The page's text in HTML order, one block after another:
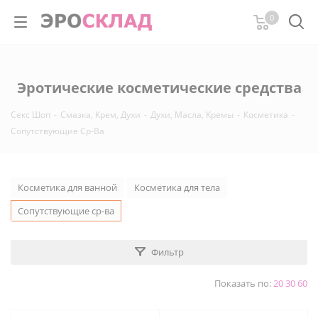
0
Эротические косметические средства
Секс Шоп - Смазка, Крем, Духи - Духи, Масла, Кремы - Косметика -
Сопутствующие Ср-Ва
Фильтр
Показать по:203060
Косметика для ванной
Косметика для тела
Сопутствующие ср-ва